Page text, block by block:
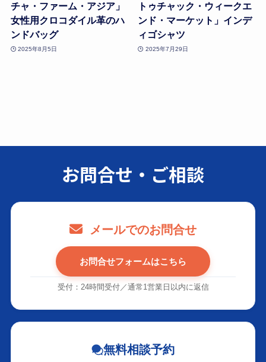
チャ・ファーム・アジア」
女性用クロコダイル革のハ
ンドバッグ
2025年8月5日
トゥチャック・ウィークエ
ンド・マーケット」インデ
ィゴシャツ
2025年7月29日
お問合せ・ご相談
メールでのお問合せ
お問合せフォームはこちら
受付：24時間受付／通常1営業日以内に返信
無料相談予約